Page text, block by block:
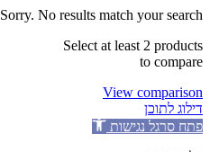
Sorry. No results match your search.
Select at least 2 products
to compare
View comparison
דילוג לתוכן
פתח סרגל נגישות